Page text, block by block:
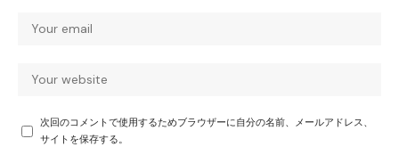
次回のコメントで使用するためブラウザーに自分の名前、メールアドレス、
サイトを保存する。